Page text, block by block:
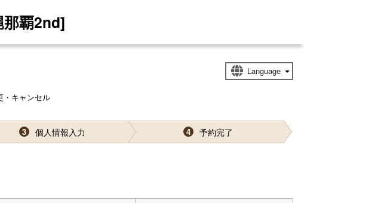
覇2nd]
・キャンセル
3 個人情報入力 4 予約完了